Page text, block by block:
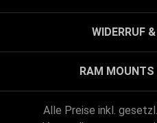
WIDERRUF
RAM MOUNTS
Alle Preise inkl.